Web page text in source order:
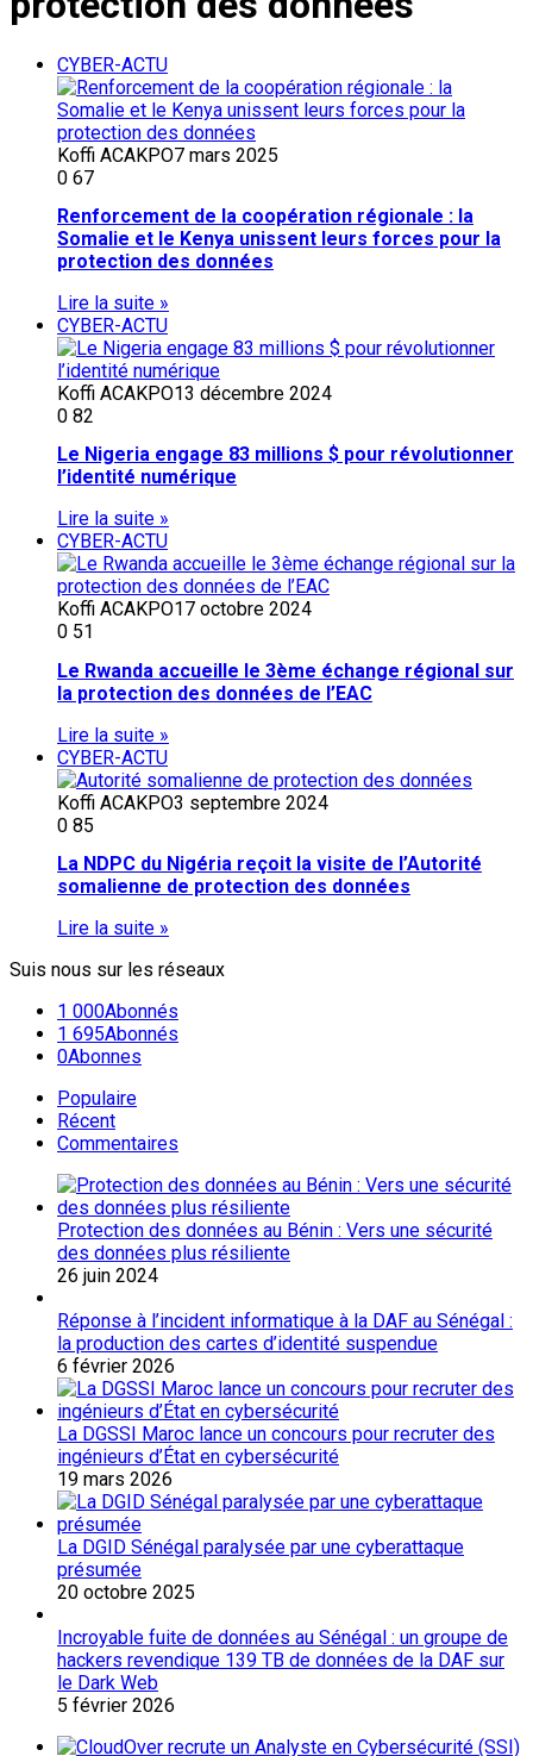
CYBER-ACTU
Koffi ACAKPO7 mars 2025
0 67
Renforcement de la coopération régionale : la
Somalie et le Kenya unissent leurs forces pour la
protection des données
Lire la suite »
CYBER-ACTU
Koffi ACAKPO13 décembre 2024
0 82
Le Nigeria engage 83 millions $ pour révolutionner
l’identité numérique
Lire la suite »
CYBER-ACTU
Koffi ACAKPO17 octobre 2024
0 51
Le Rwanda accueille le 3ème échange régional sur
la protection des données de l’EAC
Lire la suite »
CYBER-ACTU
Koffi ACAKPO3 septembre 2024
0 85
La NDPC du Nigéria reçoit la visite de l’Autorité
somalienne de protection des données
Lire la suite »
Suis nous sur les réseaux
1 000Abonnés
1 695Abonnés
0Abonnes
Populaire
Récent
Commentaires
Protection des données au Bénin : Vers une sécurité
des données plus résiliente
26 juin 2024
Réponse à l’incident informatique à la DAF au Sénégal :
la production des cartes d’identité suspendue
6 février 2026
La DGSSI Maroc lance un concours pour recruter des
ingénieurs d’État en cybersécurité
19 mars 2026
La DGID Sénégal paralysée par une cyberattaque
présumée
20 octobre 2025
Incroyable fuite de données au Sénégal : un groupe de
hackers revendique 139 TB de données de la DAF sur
le Dark Web
5 février 2026